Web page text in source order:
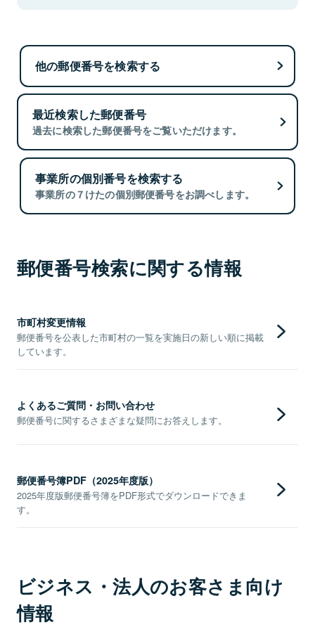
他の郵便番号を検索する
最近検索した郵便番号
過去に検索した郵便番号をご覧いただけます。
事業所の個別番号を検索する
事業所の７けたの個別郵便番号をお調べします。
郵便番号検索に関する情報
市町村変更情報
郵便番号を公表した市町村の一覧を実施日の新しい順に掲載
しています。
よくあるご質問・お問い合わせ
郵便番号に関するさまざまな疑問にお答えします。
郵便番号簿PDF（2025年度版）
2025年度版郵便番号簿をPDF形式でダウンロードできま
す。
ビジネス・法人のお客さま向け
情報